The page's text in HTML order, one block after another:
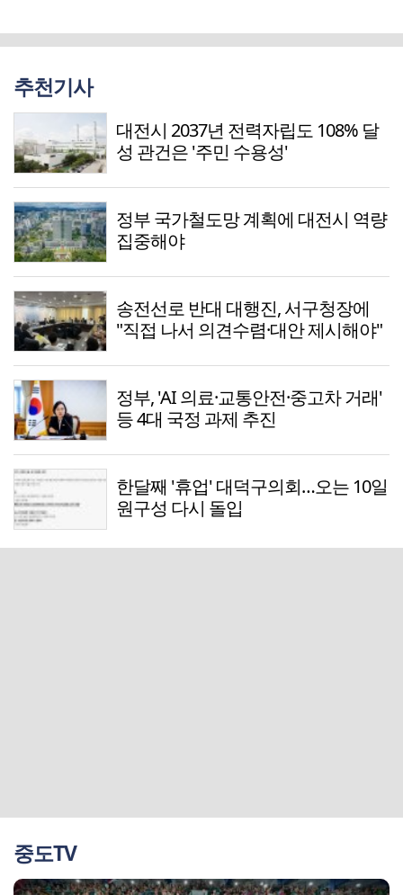
추천기사
대전시 2037년 전력자립도 108% 달
성 관건은 '주민 수용성'
정부 국가철도망 계획에 대전시 역량
집중해야
송전선로 반대 대행진, 서구청장에
"직접 나서 의견수렴·대안 제시해야"
정부, 'AI 의료·교통안전·중고차 거래'
등 4대 국정 과제 추진
한달째 '휴업' 대덕구의회…오는 10일
원구성 다시 돌입
중도TV